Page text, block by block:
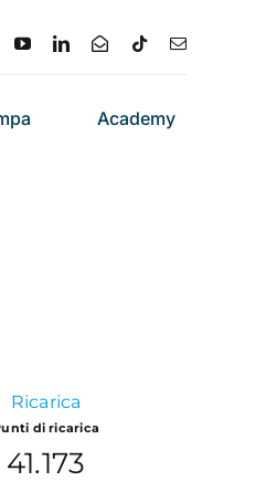
Academy
Ricarica
di ricarica
41.173